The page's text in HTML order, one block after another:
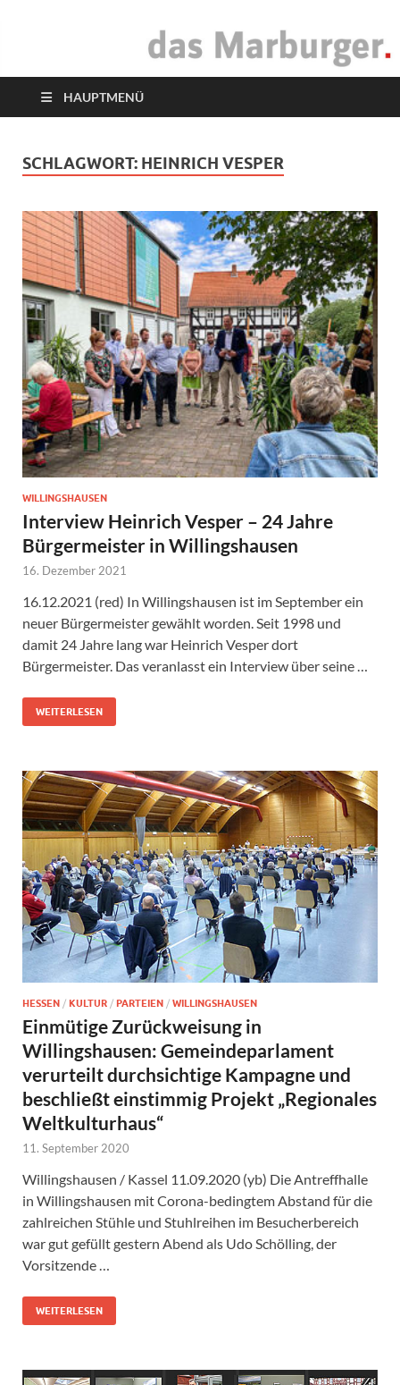
das Marburger.
HAUPTMENÜ
SCHLAGWORT: HEINRICH VESPER
WILLINGSHAUSEN
Interview Heinrich Vesper – 24 Jahre
Bürgermeister in Willingshausen
16. Dezember 2021
16.12.2021 (red) In Willingshausen ist im September ein
neuer Bürgermeister gewählt worden. Seit 1998 und
damit 24 Jahre lang war Heinrich Vesper dort
Bürgermeister. Das veranlasst ein Interview über seine …
WEITERLESEN
HESSEN / KULTUR / PARTEIEN / WILLINGSHAUSEN
Einmütige Zurückweisung in
Willingshausen: Gemeindeparlament
verurteilt durchsichtige Kampagne und
beschließt einstimmig Projekt „Regionales
Weltkulturhaus“
11. September 2020
Willingshausen / Kassel 11.09.2020 (yb) Die Antreffhalle
in Willingshausen mit Corona-bedingtem Abstand für die
zahlreichen Stühle und Stuhlreihen im Besucherbereich
war gut gefüllt gestern Abend als Udo Schölling, der
Vorsitzende …
WEITERLESEN